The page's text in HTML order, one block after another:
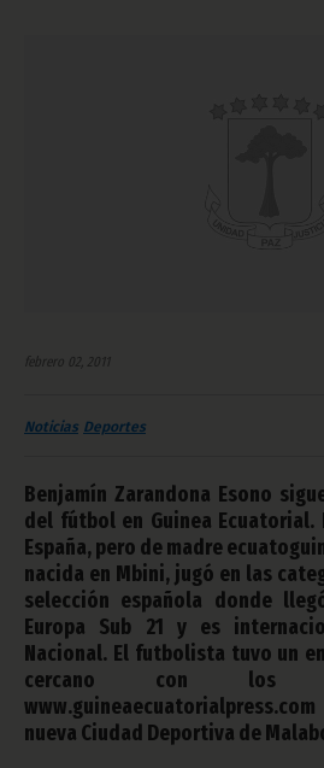
febrero 02, 2011
Noticias Deportes
Benjamín Zarandona Esono
del fútbol en Guinea Ecuatorial.
España, pero de madre
nacida en Mbini, jugó en las
selección española donde
Europa Sub 21 y es
Nacional. El futbolista tuvo un
cercano con los
nueva Ciudad Deportiva de